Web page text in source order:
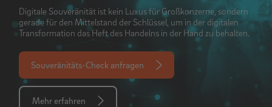
Digitale Souveränität ist kein Luxus für Großkonzerne, sondern
gerade für den Mittelstand der Schlüssel, um in der digitalen
Transformation das Heft des Handelns in der Hand zu behalten.
Souveränitäts-Check anfragen
Mehr erfahren